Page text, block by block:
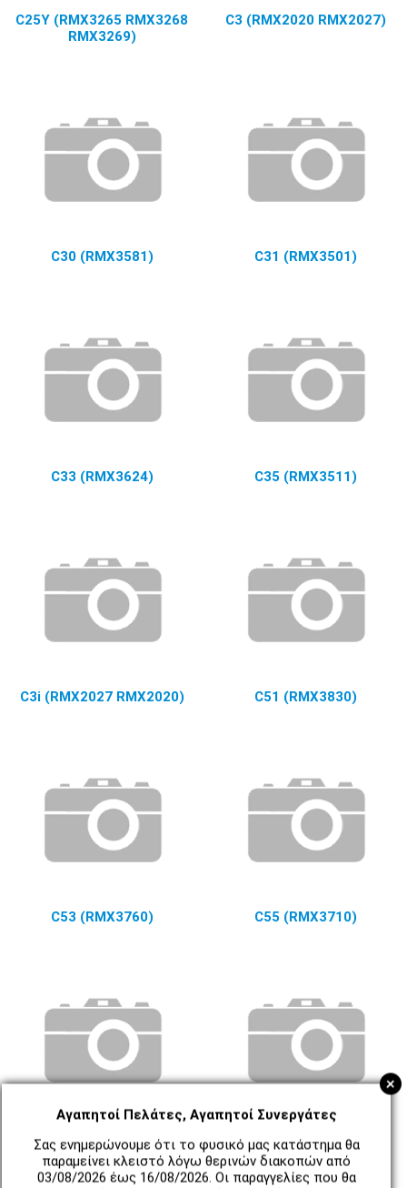
+
Αγαπητοί Πελάτες, Αγαπητοί Συνεργάτες
Σας ενημερώνουμε ότι το φυσικό μας κατάστημα θα
παραμείνει κλειστό λόγω θερινών διακοπών από
03/08/2026 έως 16/08/2026. Οι παραγγελίες που θα
C25Y (RMX3265 RMX3268
RMX3269)
C3 (RMX2020 RMX2027)
C30 (RMX3581) C31 (RMX3501)
C33 (RMX3624) C35 (RMX3511)
C3i (RMX2027 RMX2020) C51 (RMX3830)
C53 (RMX3760) C55 (RMX3710)
C61 (RMX3939) C63